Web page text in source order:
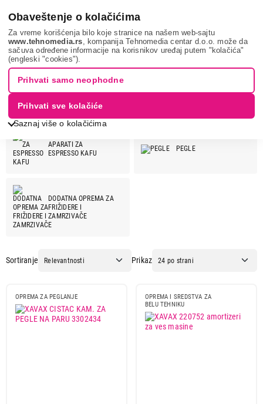
Obaveštenje o kolačićima
Za vreme korišćenja bilo koje stranice na našem web-sajtu
www.tehnomedia.rs , kompanija Tehnomedia centar d.o.o. može da
sačuva određene informacije na korisnikov uređaj putem "kolačića"
(engleski "cookies").
Saznaj više o kolačićima
Prihvati samo neophodne
Prihvati sve kolačiće
XAVAX
XAVAX
XAVAX ponuda:
APARATI ZA
ESPRESSO KAFU
PEGLE
DODATNA OPREMA ZA
FRIŽIDERE I
ZAMRZIVAČE
Sortiranje Prikaz
OPREMA ZA PEGLANJE
OPREMA I SREDSTVA ZA
BELU TEHNIKU